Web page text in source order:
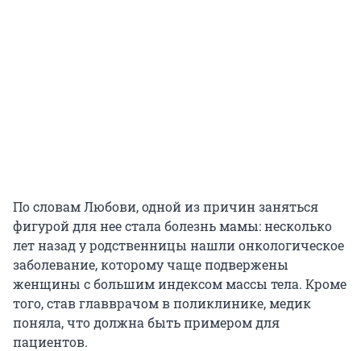
По словам Любови, одной из причин заняться
фигурой для нее стала болезнь мамы: несколько
лет назад у родственницы нашли онкологическое
заболевание, которому чаще подвержены
женщины с большим индексом массы тела. Кроме
того, став главврачом в поликлинике, медик
поняла, что должна быть примером для
пациентов.